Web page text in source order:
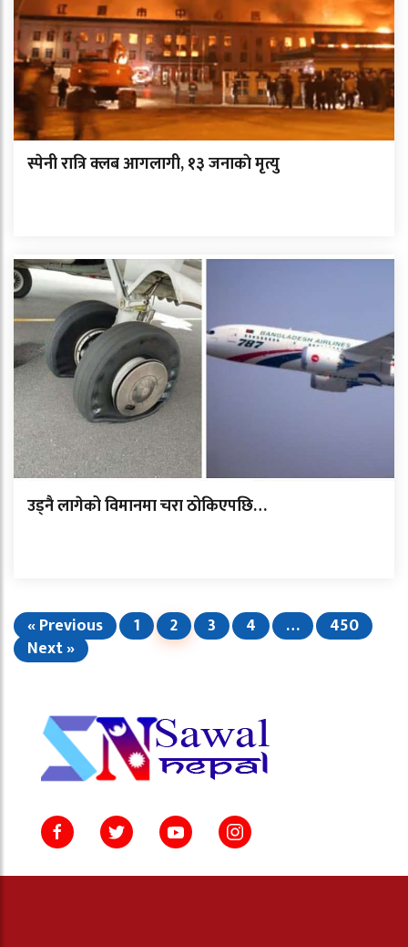
स्पेनी रात्रि क्लब आगलागी, १३ जनाकाे मृत्यु
उड्नै लागेको विमानमा चरा ठोकिएपछि…
« Previous 1 2 3 4 …
450
Next »